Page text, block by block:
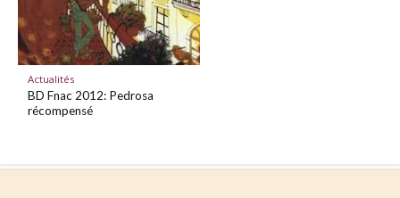
Actualités
BD Fnac 2012: Pedrosa
récompensé